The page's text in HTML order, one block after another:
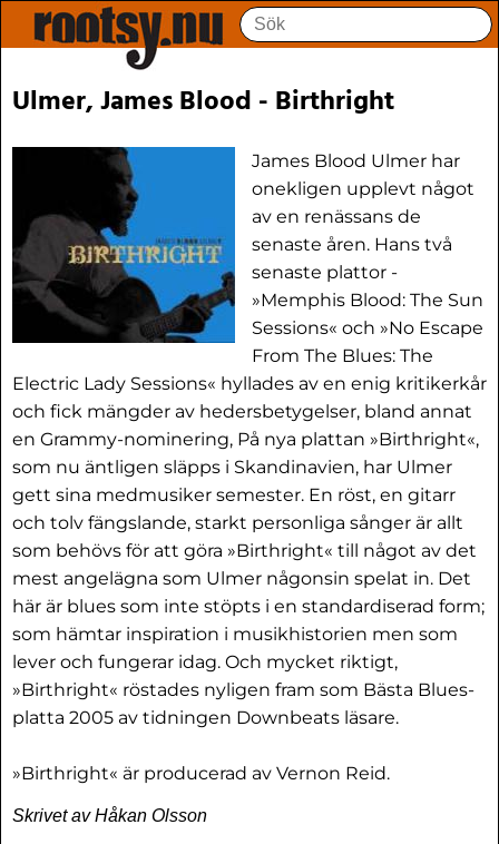
Ulmer, James Blood - Birthright
James Blood Ulmer har
onekligen upplevt något
av en renässans de
senaste åren. Hans två
senaste plattor -
»Memphis Blood: The Sun
Sessions« och »No Escape
From The Blues: The
Electric Lady Sessions« hyllades av en enig kritikerkår
och fick mängder av hedersbetygelser, bland annat
en Grammy-nominering, På nya plattan »Birthright«,
som nu äntligen släpps i Skandinavien, har Ulmer
gett sina medmusiker semester. En röst, en gitarr
och tolv fängslande, starkt personliga sånger är allt
som behövs för att göra »Birthright« till något av det
mest angelägna som Ulmer någonsin spelat in. Det
här är blues som inte stöpts i en standardiserad form;
som hämtar inspiration i musikhistorien men som
lever och fungerar idag. Och mycket riktigt,
»Birthright« röstades nyligen fram som Bästa Blues-
platta 2005 av tidningen Downbeats läsare.
»Birthright« är producerad av Vernon Reid.
Skrivet av Håkan Olsson